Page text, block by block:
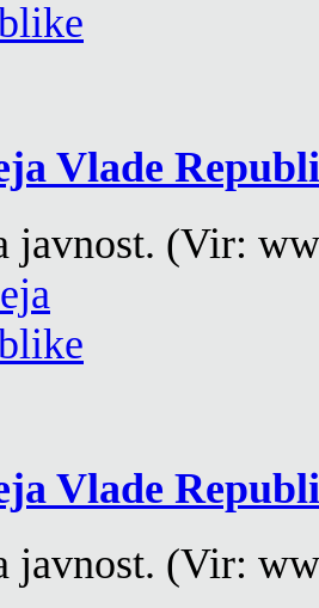
Vlade
javnost. (Vir:
Vlade
javnost. (Vir: